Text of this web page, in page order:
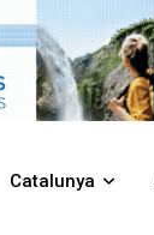
Catalunya